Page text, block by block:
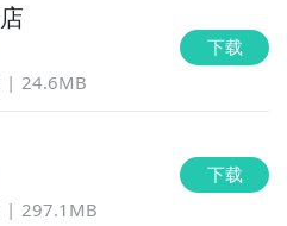
24.6MB
下载
297.1MB
下载